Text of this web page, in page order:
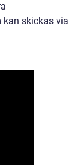
kan skickas via